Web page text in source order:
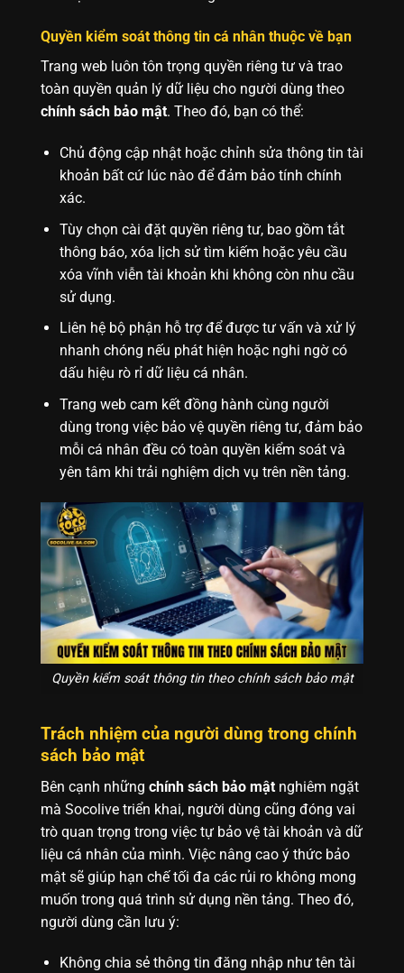
Quyền kiểm soát thông tin cá nhân thuộc về bạn
Trang web luôn tôn trọng quyền riêng tư và trao
toàn quyền quản lý dữ liệu cho người dùng theo
chính sách bảo mật. Theo đó, bạn có thể:
Chủ động cập nhật hoặc chỉnh sửa thông tin tài
khoản bất cứ lúc nào để đảm bảo tính chính
xác.
Tùy chọn cài đặt quyền riêng tư, bao gồm tắt
thông báo, xóa lịch sử tìm kiếm hoặc yêu cầu
xóa vĩnh viễn tài khoản khi không còn nhu cầu
sử dụng.
Liên hệ bộ phận hỗ trợ để được tư vấn và xử lý
nhanh chóng nếu phát hiện hoặc nghi ngờ có
dấu hiệu rò rỉ dữ liệu cá nhân.
Trang web cam kết đồng hành cùng người
dùng trong việc bảo vệ quyền riêng tư, đảm bảo
mỗi cá nhân đều có toàn quyền kiểm soát và
yên tâm khi trải nghiệm dịch vụ trên nền tảng.
Quyền kiểm soát thông tin theo chính sách bảo mật
Trách nhiệm của người dùng trong chính
sách bảo mật
Bên cạnh những chính sách bảo mật nghiêm ngặt
mà Socolive triển khai, người dùng cũng đóng vai
trò quan trọng trong việc tự bảo vệ tài khoản và dữ
liệu cá nhân của mình. Việc nâng cao ý thức bảo
mật sẽ giúp hạn chế tối đa các rủi ro không mong
muốn trong quá trình sử dụng nền tảng. Theo đó,
người dùng cần lưu ý:
Không chia sẻ thông tin đăng nhập như tên tài